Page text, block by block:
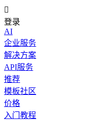

登录
AI
企业服务
解决方案
API服务
推荐
模板社区
价格
入门教程